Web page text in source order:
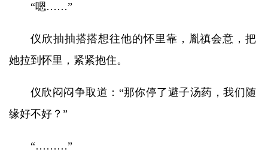
“嗯……”
仪欣抽抽搭搭想往他的怀里靠，胤禛会意，把
她拉到怀里，紧紧抱住。
仪欣闷闷争取道：“那你停了避子汤药，我们随
缘好不好？”
“………”